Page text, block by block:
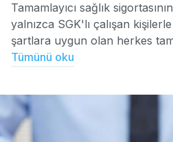
Tamamlayıcı sağlık
yalnızca SGK'lı çalışan kişilerle
şartlara uygun olan herkes
Tümünü oku